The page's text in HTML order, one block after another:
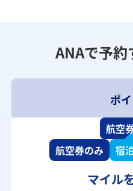
ANAで予約
ポ
航空
航空券のみ
宿
マイル